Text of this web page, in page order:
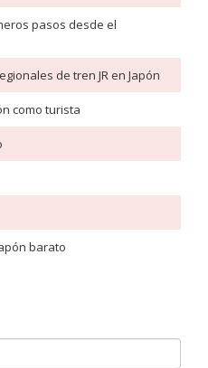
pasos desde el
de tren JR en Japón
como turista
barato